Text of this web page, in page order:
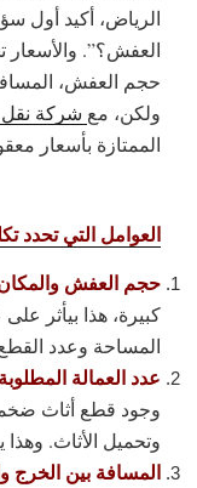
الرياض، أكيد أول
العفش؟”.
حجم العفش،
ولكن، مع شركة
الممتازة بأسعار
العوامل التي تحدد
حجم العفش
كبيرة، هذا بيأثر
المساحة وعدد
عدد العمالة
وجود قطع أثاث
وتحميل الأثاث. وهذا
المسافة بين الخرج